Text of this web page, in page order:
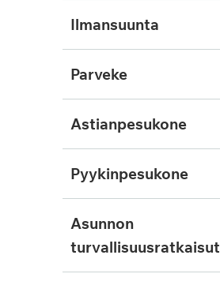
ilmansuunta
parveke
astianpesukone
pyykinpesukone
asunnon
turvallisuusratkaisut